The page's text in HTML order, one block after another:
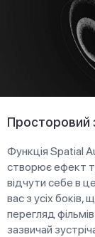
Просторовий
Функція Spatial
створює ефект
відчути себе в
вас з усіх
перегляд
зазвичай